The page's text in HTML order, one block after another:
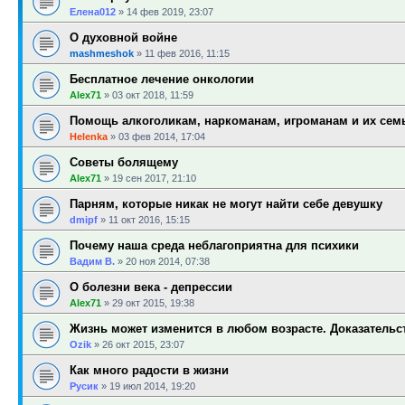
Елена012 » 14 фев 2019, 23:07
О духовной войне
mashmeshok » 11 фев 2016, 11:15
Бесплатное лечение онкологии
Alex71 » 03 окт 2018, 11:59
Помощь алкоголикам, наркоманам, игроманам и их
Helenka » 03 фев 2014, 17:04
Советы болящему
Alex71 » 19 сен 2017, 21:10
Парням, которые никак не могут найти себе девушку
dmipf » 11 окт 2016, 15:15
Почему наша среда неблагоприятна для психики
Вадим В. » 20 ноя 2014, 07:38
О болезни века - депрессии
Alex71 » 29 окт 2015, 19:38
Жизнь может изменится в любом возрасте.
Ozik » 26 окт 2015, 23:07
Как много радости в жизни
Русик » 19 июл 2014, 19:20